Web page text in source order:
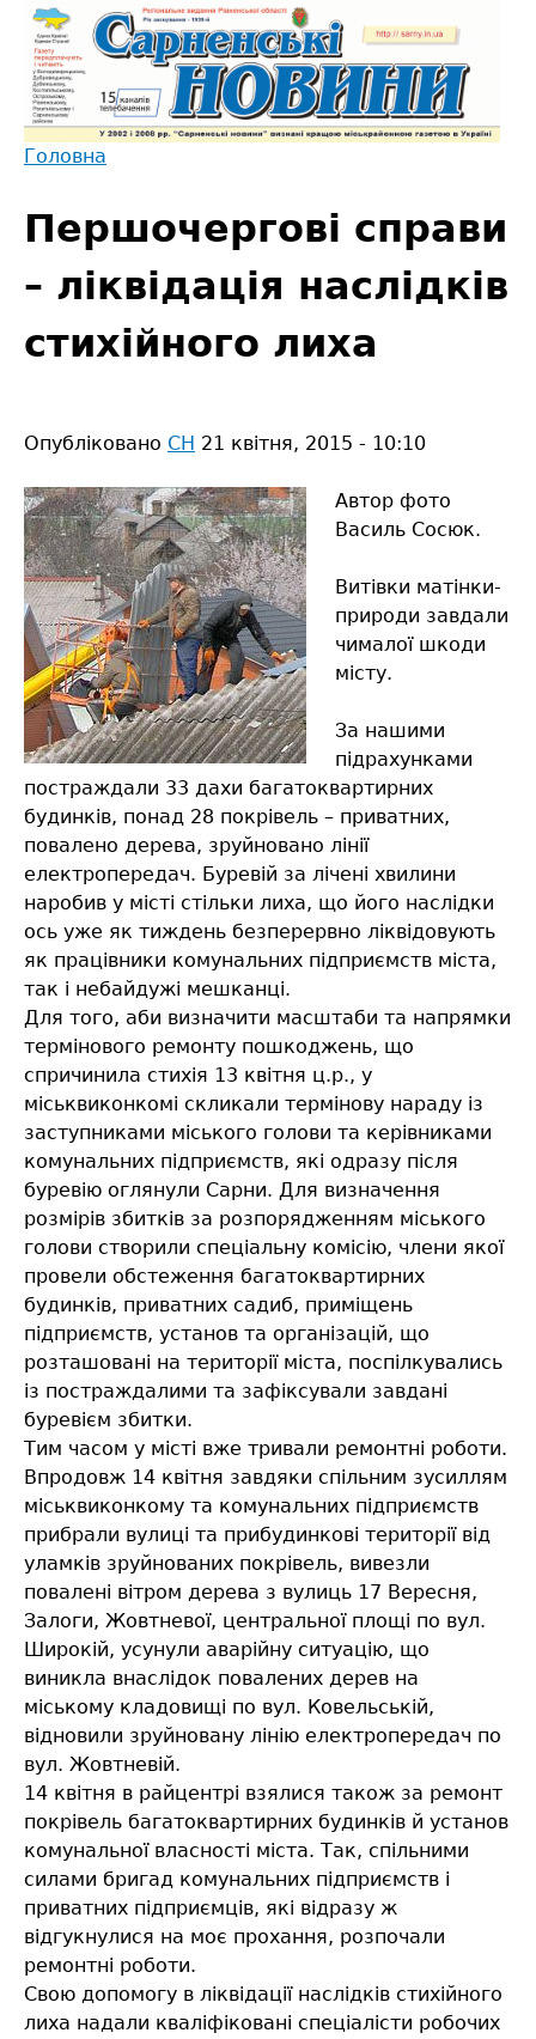
Jump
navigation
є
тут
Головна
to
top
Першочергові справи
– ліквідація наслідків
стихійного лиха
Опубліковано СН 21 квітня, 2015 - 10:10
Автор фото
Василь Сосюк.
Витівки матінки-
природи завдали
чималої шкоди
місту.
За нашими
підрахунками
постраждали 33 дахи багатоквартирних
будинків, понад 28 покрівель – приватних,
повалено дерева, зруйновано лінії
електропередач. Буревій за лічені хвилини
наробив у місті стільки лиха, що його наслідки
ось уже як тиждень безперервно ліквідовують
як працівники комунальних підприємств міста,
так і небайдужі мешканці.
Для того, аби визначити масштаби та напрямки
термінового ремонту пошкоджень, що
спричинила стихія 13 квітня ц.р., у
міськвиконкомі скликали термінову нараду із
заступниками міського голови та керівниками
комунальних підприємств, які одразу після
буревію оглянули Сарни. Для визначення
розмірів збитків за розпорядженням міського
голови створили спеціальну комісію, члени якої
провели обстеження багатоквартирних
будинків, приватних садиб, приміщень
підприємств, установ та організацій, що
розташовані на території міста, поспілкувались
із постраждалими та зафіксували завдані
буревієм збитки.
Тим часом у місті вже тривали ремонтні роботи.
Впродовж 14 квітня завдяки спільним зусиллям
міськвиконкому та комунальних підприємств
прибрали вулиці та прибудинкові території від
уламків зруйнованих покрівель, вивезли
повалені вітром дерева з вулиць 17 Вересня,
Залоги, Жовтневої, центральної площі по вул.
Широкій, усунули аварійну ситуацію, що
виникла внаслідок повалених дерев на
міському кладовищі по вул. Ковельській,
відновили зруйновану лінію електропередач по
вул. Жовтневій.
14 квітня в райцентрі взялися також за ремонт
покрівель багатоквартирних будинків й установ
комунальної власності міста. Так, спільними
силами бригад комунальних підприємств і
приватних підприємців, які відразу ж
відгукнулися на моє прохання, розпочали
ремонтні роботи.
Свою допомогу в ліквідації наслідків стихійного
лиха надали кваліфіковані спеціалісти робочих